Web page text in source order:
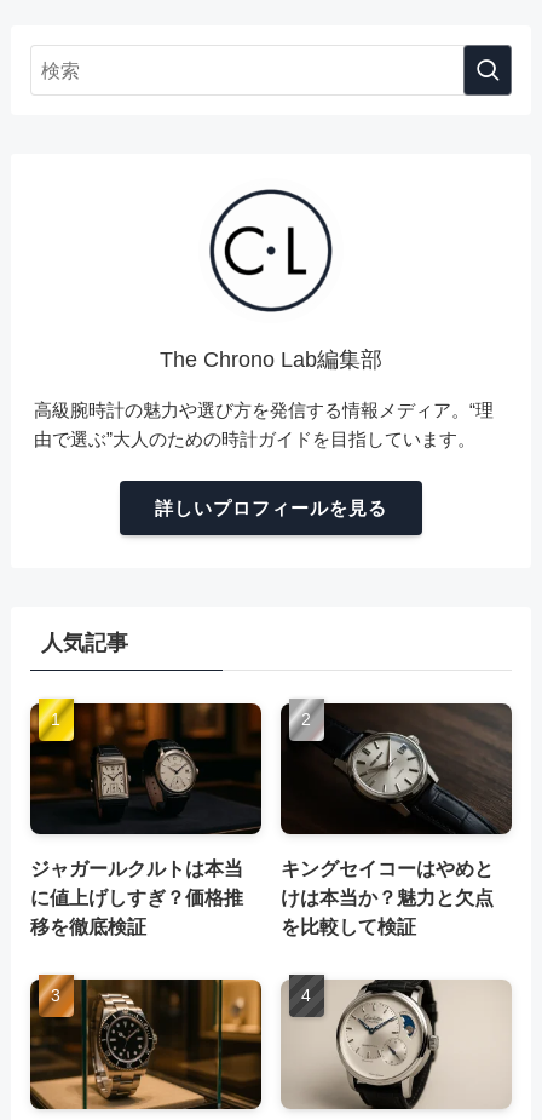
The Chrono Lab編集部
高級腕時計の魅力や選び方を発信する情報メディア。“理
由で選ぶ”大人のための時計ガイドを目指しています。
詳しいプロフィールを見る
人気記事
ジャガールクルトは本当
に値上げしすぎ？価格推
移を徹底検証
キングセイコーはやめと
けは本当か？魅力と欠点
を比較して検証